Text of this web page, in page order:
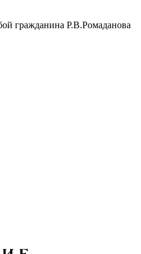
гражданина Р.В.Ромаданова